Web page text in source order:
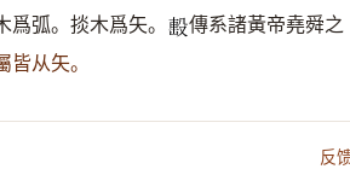
弧。掞木爲矢。 𣪠 傳系諸黃帝堯舜之
皆从矢。
反